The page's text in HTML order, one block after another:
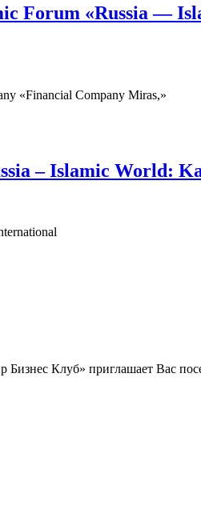
Forum «Russia —
«Financial Company Miras,»
– Islamic World:
Клуб» приглашает Вас